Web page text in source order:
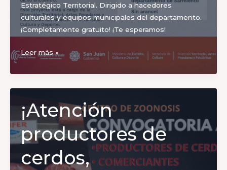
Estratégico Territorial. Dirigido a hacedores
culturales y equipos municipales del departamento.
¡Completamente gratuito! ¡Te esperamos!
Plan
Territorial
en
construyendo
el
futuro
Departamento
Leer más »
¡Atención
productores de
cerdos,